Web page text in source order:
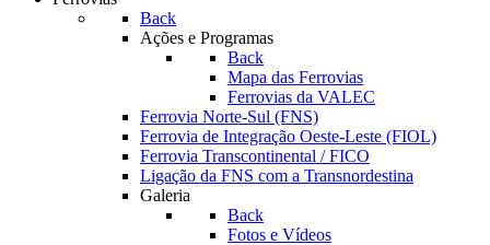
Back
Ações e Programas
Back
Mapa das Ferrovias
Ferrovias da VALEC
Ferrovia Norte-Sul (FNS)
Ferrovia de Integração Oeste-Leste (FIOL)
Ferrovia Transcontinental / FICO
Ligação da FNS com a Transnordestina
Galeria
Back
Fotos e Vídeos